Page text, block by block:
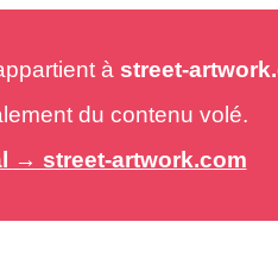
à street-
du contenu volé.
→ street-artwork.com